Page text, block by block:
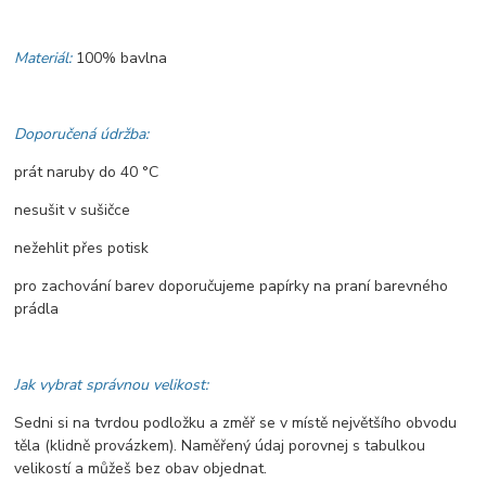
Materiál: 100% bavlna
Doporučená údržba:
prát naruby do 40 °C
nesušit v sušičce
nežehlit přes potisk
pro zachování barev doporučujeme papírky na praní barevného
prádla
Jak vybrat správnou velikost:
Sedni si na tvrdou podložku a změř se v místě největšího obvodu
těla (klidně provázkem). Naměřený údaj porovnej s tabulkou
velikostí a můžeš bez obav objednat.